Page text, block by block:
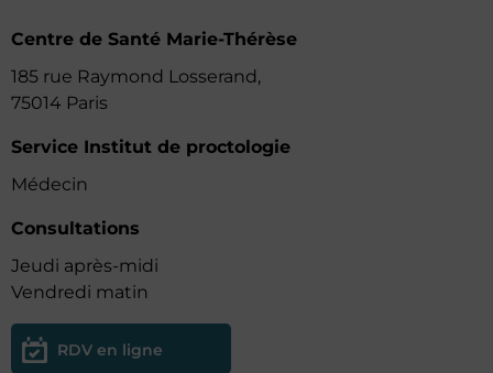
Centre de Santé Marie-Thérèse
185 rue Raymond Losserand,
75014 Paris
Service Institut de proctologie
Médecin
Consultations
Jeudi après-midi
Vendredi matin
RDV en ligne